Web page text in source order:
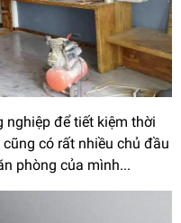
nghiệp để tiết kiệm thời
có rất nhiều chủ đầu
phòng của mình...